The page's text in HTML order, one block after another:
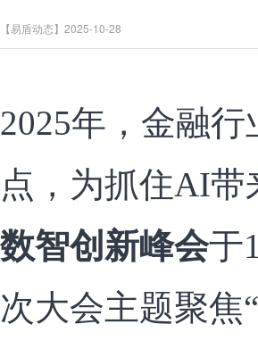
【易盾动态】 2025-10-28
2025年，金融
点，为抓住AI
数智创新峰会于
次大会主题聚焦